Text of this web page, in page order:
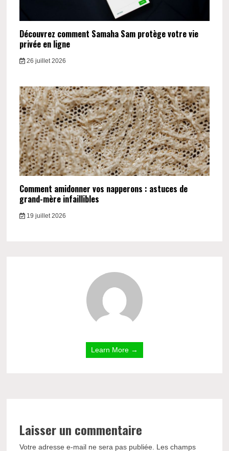
Découvrez comment Samaha Sam protège votre vie
privée en ligne
26 juillet 2026
Comment amidonner vos napperons : astuces de
grand-mère infaillibles
19 juillet 2026
Learn More →
Laisser un commentaire
Votre adresse e-mail ne sera pas publiée. Les champs